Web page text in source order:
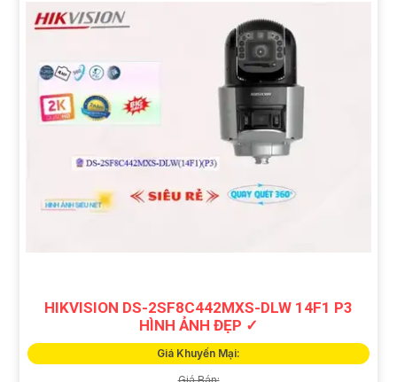
HIKVISION DS-2SF8C442MXS-DLW 14F1 P3
HÌNH ẢNH ĐẸP ✓
Giá Khuyến Mại: